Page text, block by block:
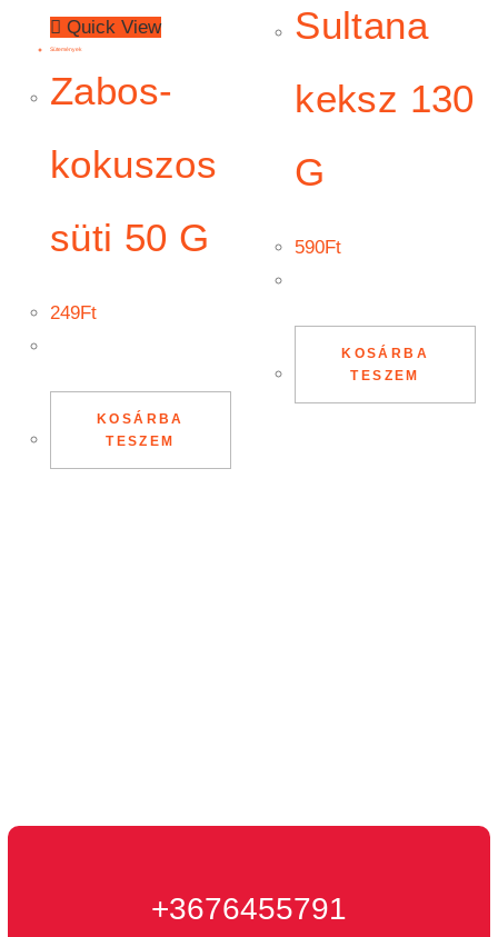
Quick View
Sütemények
Zabos-
kokuszos
süti 50 G
249Ft
KOSÁRBA
TESZEM
Sultana
keksz 130
G
590Ft
KOSÁRBA
TESZEM
+3676455791